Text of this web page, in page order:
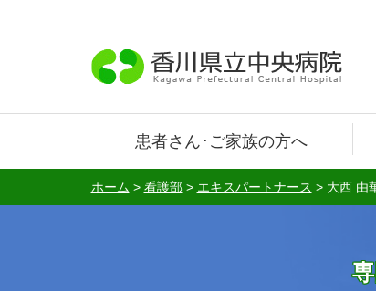
患者さん･ご家族の方へ
ホーム > 看護部> エキスパートナース > 大西 由